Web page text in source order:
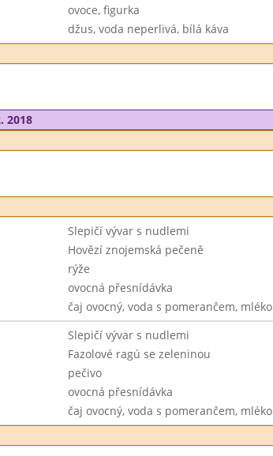
ovoce, figurka
džus, voda neperlivá, bílá káva
2018
Slepičí vývar s nudlemi
Hovězí znojemská pečeně
rýže
ovocná přesnídávka
čaj ovocný, voda s pomerančem, mléko
Slepičí vývar s nudlemi
Fazolové ragú se zeleninou
pečivo
ovocná přesnídávka
čaj ovocný, voda s pomerančem, mléko